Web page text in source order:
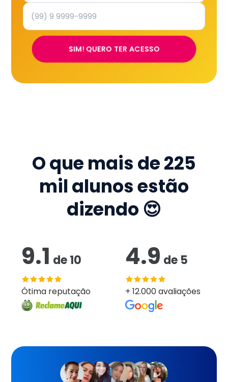
SIM! QUERO TER ACESSO
O que mais de225
mil alunos estão
dizendo 😍
9.1 de10
Ótima reputação
4.9 de 5
+ 12.000 avaliações